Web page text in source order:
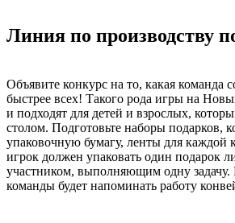
Линия по производству
Объявите конкурс на то, какая команда
быстрее всех! Такого рода игры на
и подходят для детей и взрослых,
столом. Подготовьте наборы подарков,
упаковочную бумагу, ленты для
игрок должен упаковать один подарок
участником, выполняющим одну задачу.
команды будет напоминать работу